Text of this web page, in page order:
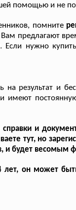
помощью и не
помните
Вам предлагают
Если нужно
результат и
и имеют
и
тут, но
будет весомым
лет, он может